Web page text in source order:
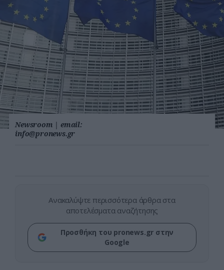
Newsroom | email:
info@pronews.gr
Ανακαλύψτε περισσότερα άρθρα στα
αποτελέσματα αναζήτησης
Προσθήκη του pronews.gr στην
Google